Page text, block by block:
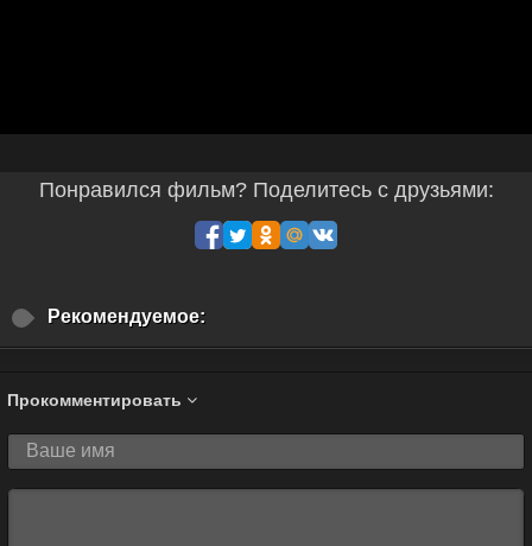
Понравился фильм? Поделитесь с друзьями:
Рекомендуемое:
Прокомментировать